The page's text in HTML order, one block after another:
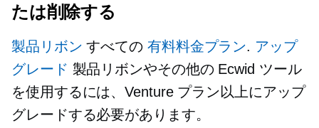
たは削除する
製品リボン すべての 有料料金プラン. アップ
グレード 製品リボンやその他の Ecwid ツール
を使用するには、Venture プラン以上にアップ
グレードする必要があります。